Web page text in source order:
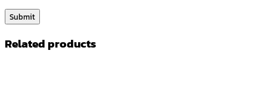
Related products